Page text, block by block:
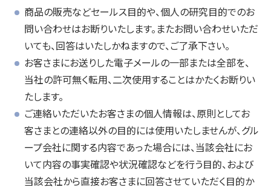
商品の販売などセールス目的や、個人の研究目的でのお
問い合わせはお断りいたします。またお問い合わせいただ
いても、回答はいたしかねますので、ご了承下さい。
お客さまにお送りした電子メールの一部または全部を、
当社の許可無く転用、二次使用することはかたくお断りい
たします。
ご連絡いただいたお客さまの個人情報は、原則としてお
客さまとの連絡以外の目的には使用いたしませんが、グル
ープ会社に関する内容であった場合には、当該会社にお
いて内容の事実確認や状況確認などを行う目的、および
当該会社から直接お客さまに回答させていただく目的か